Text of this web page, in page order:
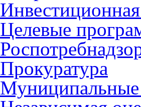
Целевые
Прокуратура